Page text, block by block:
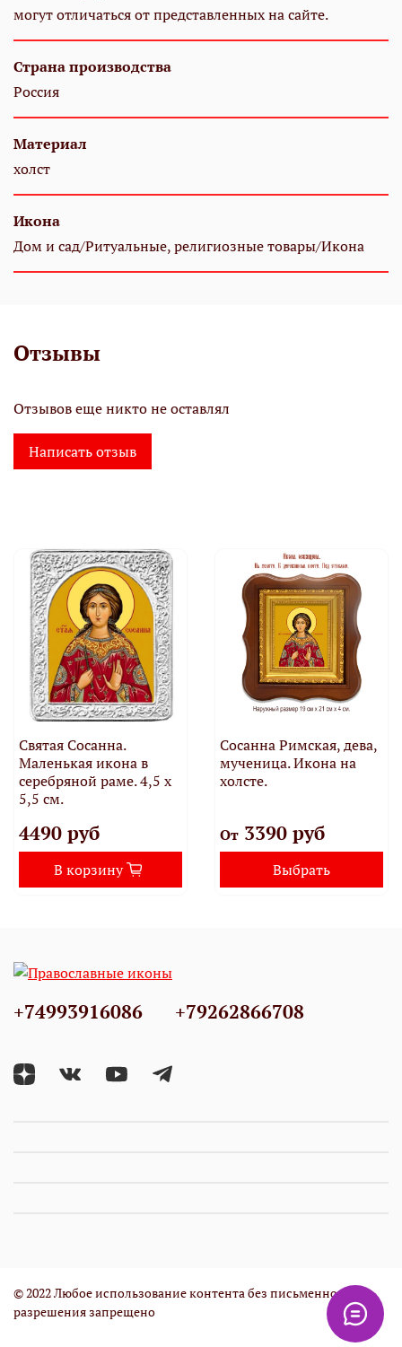
могут отличаться от представленных на сайте.
Страна производства
Россия
Материал
холст
Икона
Дом и сад/Ритуальные, религиозные товары/Икона
Отзывы
Отзывов еще никто не оставлял
Написать отзыв
Святая Сосанна.
Маленькая икона в
серебряной раме. 4,5 х
5,5 см.
4490 руб
В корзину
Сосанна Римская, дева,
мученица. Икона на
холсте.
От3390 руб
Выбрать
+74993916086 +79262866708
© 2022 Любое использование контента без письменного
разрешения запрещено